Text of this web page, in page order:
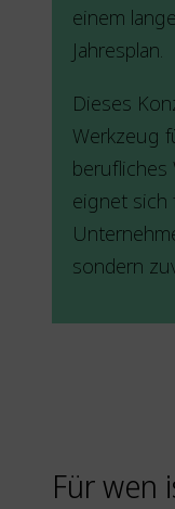
einem
Jahresplan.
Dieses
Werkzeug
berufliches
eignet sich
sondern
Für wen